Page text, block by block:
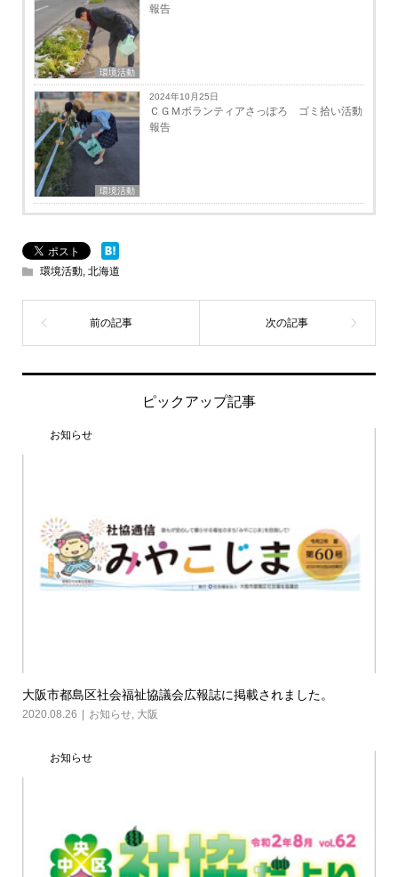
環境活動
報告
環境活動
2024年10月25日
ＣＧＭボランティアさっぽろ ゴミ拾い活動
報告
環境活動, 北海道
ピックアップ記事
お知らせ
大阪市都島区社会福祉協議会広報誌に掲載されました。
2020.08.26 お知らせ, 大阪
お知らせ